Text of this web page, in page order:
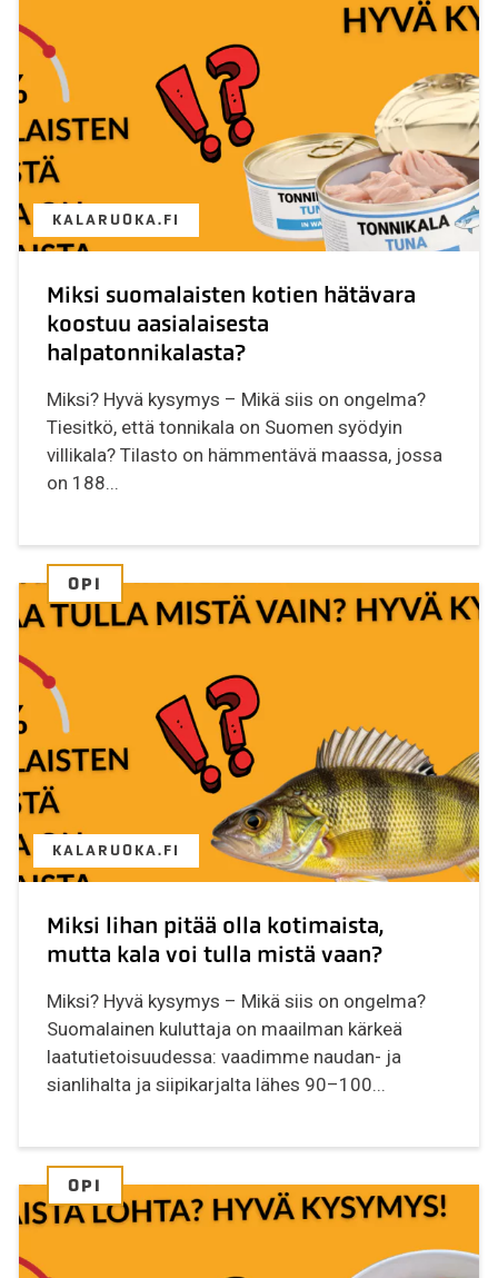
KALARUOKA.FI
Miksi suomalaisten kotien hätävara
koostuu aasialaisesta
halpatonnikalasta?
Miksi? Hyvä kysymys – Mikä siis on ongelma?
Tiesitkö, että tonnikala on Suomen syödyin
villikala? Tilasto on hämmentävä maassa, jossa
on 188...
OPI
KALARUOKA.FI
Miksi lihan pitää olla kotimaista,
mutta kala voi tulla mistä vaan?
Miksi? Hyvä kysymys – Mikä siis on ongelma?
Suomalainen kuluttaja on maailman kärkeä
laatutietoisuudessa: vaadimme naudan- ja
sianlihalta ja siipikarjalta lähes 90–100...
OPI